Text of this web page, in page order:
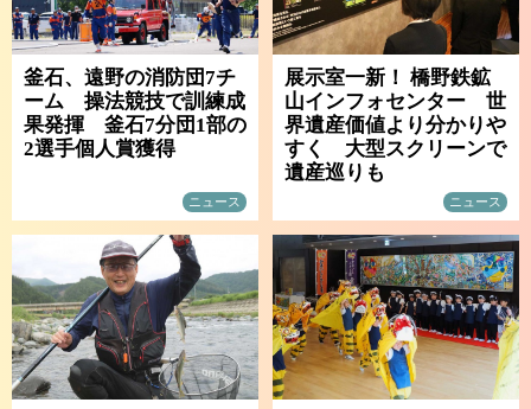
釜石、遠野の消防団7チ
ーム 操法競技で訓練成
果発揮 釜石7分団1部の
2選手個人賞獲得
ニュース
展示室一新！ 橋野鉄鉱
山インフォセンター 世
界遺産価値より分かりや
すく 大型スクリーンで
遺産巡りも
ニュース